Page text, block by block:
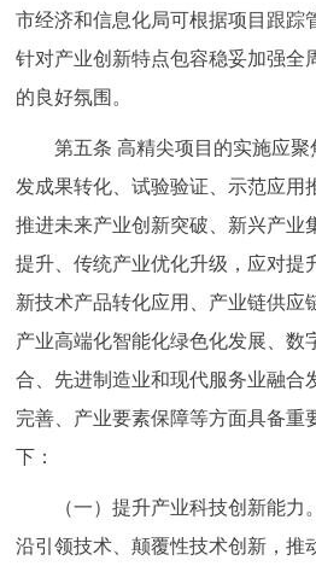
市经济和信息化局可根据项目跟踪
针对产业创新特点包容稳妥加强全
的良好氛围。
第五条 高精尖项目的实施应聚
发成果转化、试验验证、示范应用
推进未来产业创新突破、新兴产业
提升、传统产业优化升级，应对提
新技术产品转化应用、产业链供应
产业高端化智能化绿色化发展、数
合、先进制造业和现代服务业融合
完善、产业要素保障等方面具备重
下：
（一）提升产业科技创新能力
沿引领技术、颠覆性技术创新，推